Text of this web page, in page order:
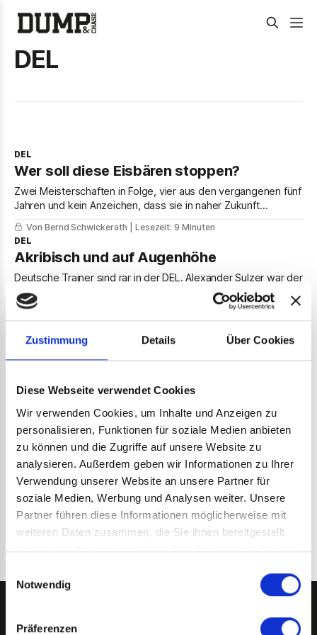
Zustimmung Details Über Cookies
Diese Webseite verwendet Cookies
Wir verwenden Cookies, um Inhalte und Anzeigen zu
personalisieren, Funktionen für soziale Medien anbieten
zu können und die Zugriffe auf unsere Website zu
analysieren. Außerdem geben wir Informationen zu Ihrer
Verwendung unserer Website an unsere Partner für
soziale Medien, Werbung und Analysen weiter. Unsere
Partner führen diese Informationen möglicherweise mit
weiteren Daten zusammen, die Sie ihnen bereitgestellt
haben oder die sie im Rahmen Ihrer Nutzung der Dienste
Notwendig
Präferenzen
DEL
DEL
Wer soll diese Eisbären stoppen?
Zwei Meisterschaften in Folge, vier aus den vergangenen fünf
Jahren und kein Anzeichen, dass sie in naher Zukunft
schlechter werden: Die Eisbären Berlin sind das überragende
Team der DEL. Ihre Stärke ist auch die Schwäche der
Wurf?
Von Bernd Schwickerath
| Lesezeit: 9 Minuten
DEL
Akribisch und auf Augenhöhe
Deutsche Trainer sind rar in der DEL. Alexander Sulzer war der
einzige, der in dieser Saison von Anfang bis Ende an der
Bande stand. Der 40-Jährige hat nicht nur sein Debüt als
Chefcoach bei den Fischtown Pinguins gegeben, er ist auch
neben Bundestrainer Harold Kreis eine feste Größe
Difference Maker
Marcel Noebels hat viel erreicht: drei deutsche Meistertitel,
Jahres. Der Berliner Topscorer der vergangenen Jahre weiß
aber auch, wem er viel zu verdanken hat – seinem
kongenialen Sturmpartner Leo Pföderl.
DEL
Fighting & Talking
Alles begann im Internet. Die Kurzform: Ein DEL-Team twittert,
ein Journalist kommentiert, ein DEL-Spieler antwortet und
schon geht es rund. Also haben wir die beiden eingeladen
und sie reden lassen.
Von Redaktion | Lesezeit: 9 Minuten